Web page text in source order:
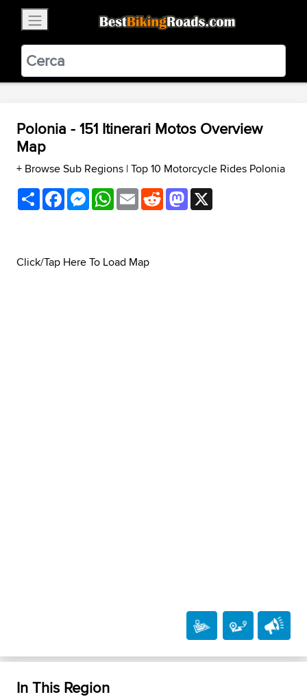
BestBikingRoads
Static Motion3.99 - In Google Play
VIEW
Polonia - 151 Itinerari Motos Overview
Map
+ Browse Sub Regions |Top 10 Motorcycle Rides Polonia
ShareFacebookMessenger
WhatsApp
EmailRedditMastodon
Click/Tap Here To Load Map
In This Region